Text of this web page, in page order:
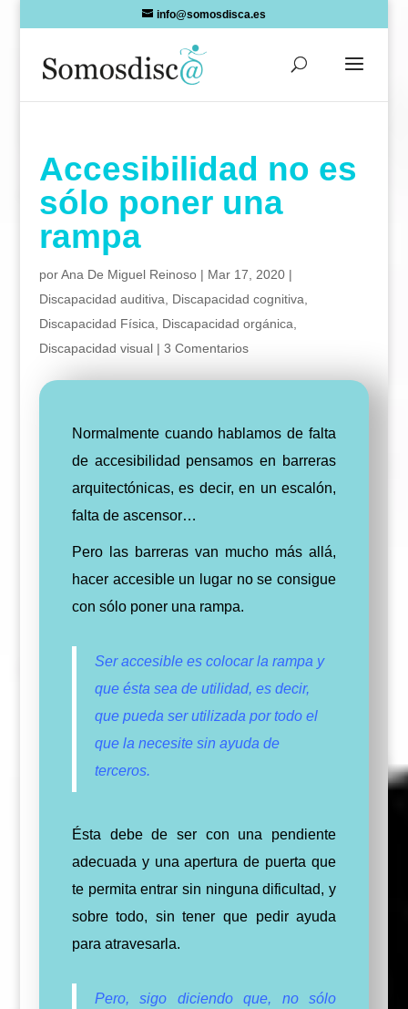
info@somosdisca.es
Accesibilidad no es
sólo poner una
rampa
porAna De Miguel Reinoso| Mar 17, 2020|
Discapacidad auditiva
Discapacidad cognitiva
Discapacidad Física
Discapacidad orgánica
Discapacidad visual| 3 Comentarios
Normalmente cuando hablamos de falta
de accesibilidad pensamos en barreras
arquitectónicas, es decir, en un escalón,
falta de ascensor…
Pero las barreras van mucho más allá,
hacer accesible un lugar no se consigue
con sólo poner una rampa.
Ser accesible es colocar la rampa y
que ésta sea de utilidad, es decir,
que pueda ser utilizada por todo el
que la necesite sin ayuda de
terceros.
Ésta debe de ser con una pendiente
adecuada y una apertura de puerta que
te permita entrar sin ninguna dificultad, y
sobre todo, sin tener que pedir ayuda
para atravesarla.
Pero, sigo diciendo que, no sólo